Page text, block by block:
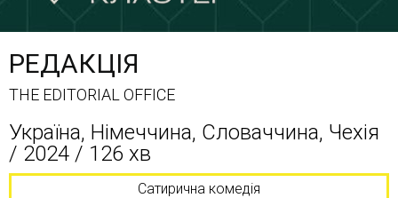
РЕДАКЦІЯ
THE EDITORIAL OFFICE
Україна, Німеччина, Словаччина, Чехія
/ 2024 / 126 хв
Сатирична комедія